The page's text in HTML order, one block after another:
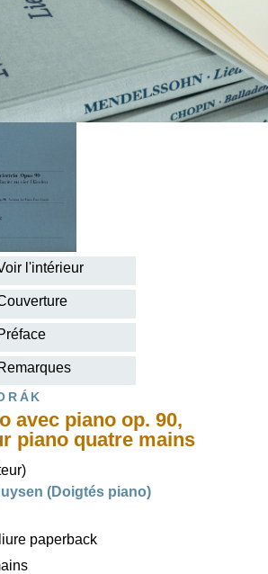
l'intérieur
avec piano op. 90,
piano quatre mains
(Doigtés piano)
paperback